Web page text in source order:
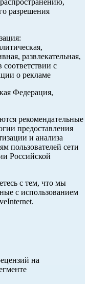
разрешения
развлекательная,
соответствии с
о рекламе
Федерация,
рекомендательные
предоставления
и анализа
пользователей сети
Российской
с тем, что мы
с использованием
на